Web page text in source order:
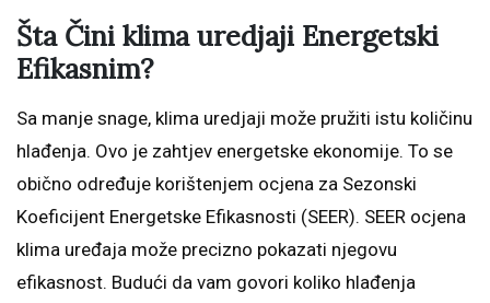
Šta Čini klima uredjaji Energetski
Efikasnim?
Sa manje snage, klima uredjaji može pružiti istu količinu
hlađenja. Ovo je zahtjev energetske ekonomije. To se
obično određuje korištenjem ocjena za Sezonski
Koeficijent Energetske Efikasnosti (SEER). SEER ocjena
klima uređaja može precizno pokazati njegovu
efikasnost. Budući da vam govori koliko hlađenja